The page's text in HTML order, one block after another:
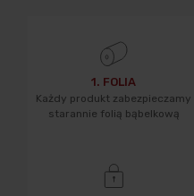
1. FOLIA
Każdy produkt zabezpieczamy
starannie folią bąbelkową